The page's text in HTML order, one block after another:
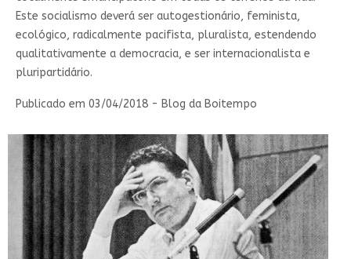
Este socialismo deverá ser autogestionário, feminista,
ecológico, radicalmente pacifista, pluralista, estendendo
qualitativamente a democracia, e ser internacionalista e
pluripartidário.
Publicado em 03/04/2018- Blog da Boitempo